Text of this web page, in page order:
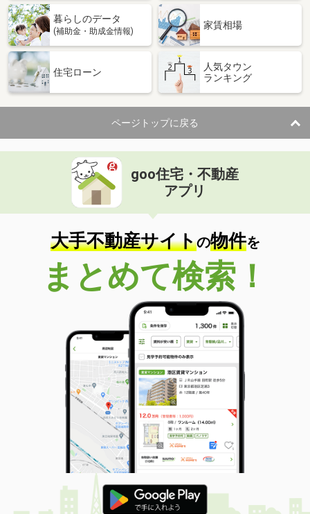
暮らしのデータ
(補助金・助成金情報)
家賃相場
住宅ローン
人気タウン
ランキング
ページトップに戻る
goo住宅・不動産
アプリ
大手不動産サイトの物件を
まとめて検索！